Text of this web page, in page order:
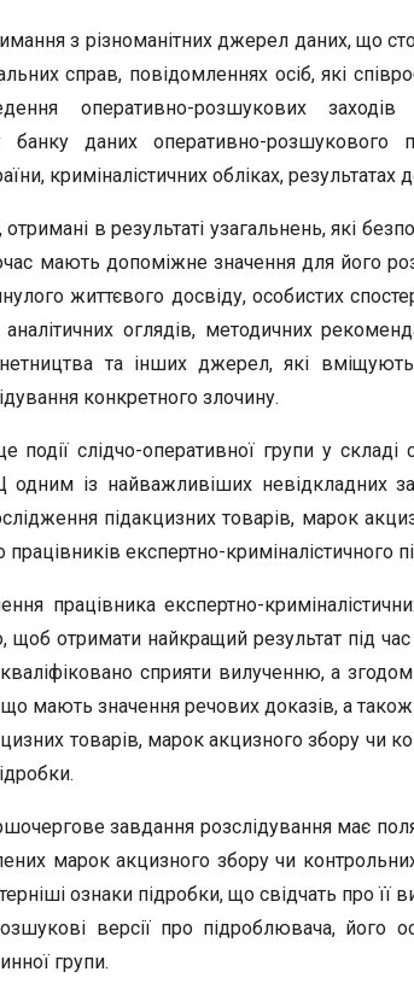
з різноманітних джерел даних, що
справ, повідомленнях осіб, які
оперативно-розшукових
банку даних оперативно-розшукового
криміналістичних обліках,
в результаті узагальнень, які
мають допоміжне значення для його
життєвого досвіду, особистих
аналітичних оглядів, методичних
та інших джерел, які
конкретного злочину.
події слідчо-оперативної групи у складі
одним із найважливіших невідкладних
підакцизних товарів, марок
експертно-криміналістичного
працівника експертно-
отримати найкращий результат під час
сприяти вилученню, а
що мають значення речових доказів, а
товарів, марок акцизного збору чи
завдання розслідування має
марок акцизного збору чи
ознаки підробки, що свідчать про
версії про підроблювача, його
групи.